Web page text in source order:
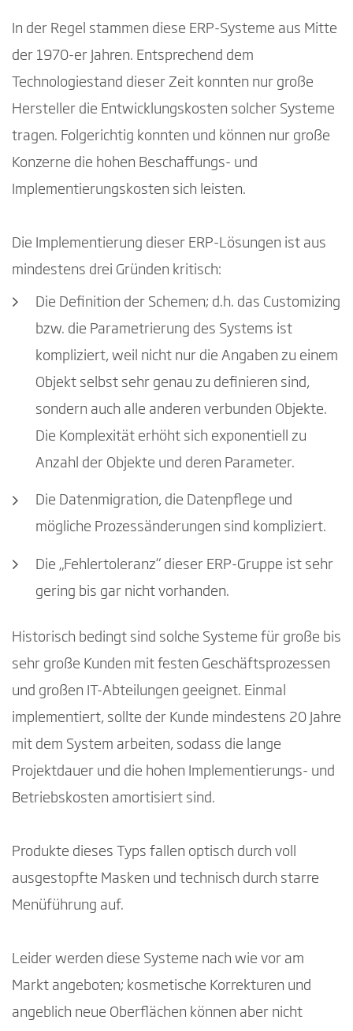
In der Regel stammen diese ERP-Systeme aus Mitte
der 1970-er Jahren. Entsprechend dem
Technologiestand dieser Zeit konnten nur große
Hersteller die Entwicklungskosten solcher Systeme
tragen. Folgerichtig konnten und können nur große
Konzerne die hohen Beschaffungs- und
Implementierungskosten sich leisten.
Die Implementierung dieser ERP-Lösungen ist aus
mindestens drei Gründen kritisch:
Die Definition der Schemen; d.h. das Customizing
bzw. die Parametrierung des Systems ist
kompliziert, weil nicht nur die Angaben zu einem
Objekt selbst sehr genau zu definieren sind,
sondern auch alle anderen verbunden Objekte.
Die Komplexität erhöht sich exponentiell zu
Anzahl der Objekte und deren Parameter.
Die Datenmigration, die Datenpflege und
mögliche Prozessänderungen sind kompliziert.
Die „Fehlertoleranz“ dieser ERP-Gruppe ist sehr
gering bis gar nicht vorhanden.
Historisch bedingt sind solche Systeme für große bis
sehr große Kunden mit festen Geschäftsprozessen
und großen IT-Abteilungen geeignet. Einmal
implementiert, sollte der Kunde mindestens 20 Jahre
mit dem System arbeiten, sodass die lange
Projektdauer und die hohen Implementierungs- und
Betriebskosten amortisiert sind.
Produkte dieses Typs fallen optisch durch voll
ausgestopfte Masken und technisch durch starre
Menüführung auf.
Leider werden diese Systeme nach wie vor am
Markt angeboten; kosmetische Korrekturen und
angeblich neue Oberflächen können aber nicht